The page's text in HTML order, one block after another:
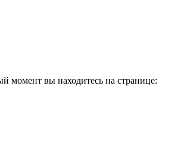
момент вы находитесь на странице: